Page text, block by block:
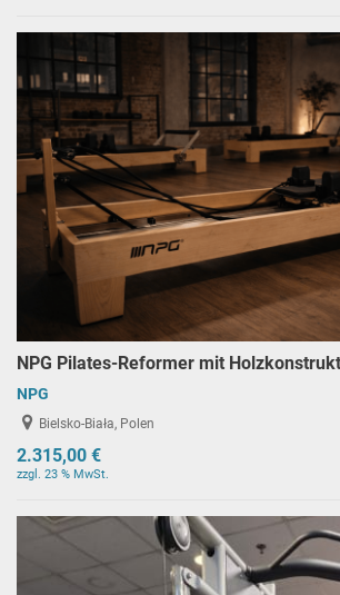
NPG Pilates-Reformer mit
NPG
Bielsko-Biała, Polen
2.315,00 €
zzgl. 23 % MwSt.